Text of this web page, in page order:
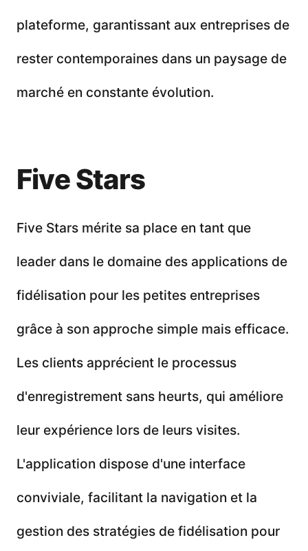
plateforme, garantissant aux entreprises de
rester contemporaines dans un paysage de
marché en constante évolution.
Five Stars
Five Stars mérite sa place en tant que
leader dans le domaine des applications de
fidélisation pour les petites entreprises
grâce à son approche simple mais efficace.
Les clients apprécient le processus
d'enregistrement sans heurts, qui améliore
leur expérience lors de leurs visites.
L'application dispose d'une interface
conviviale, facilitant la navigation et la
gestion des stratégies de fidélisation pour